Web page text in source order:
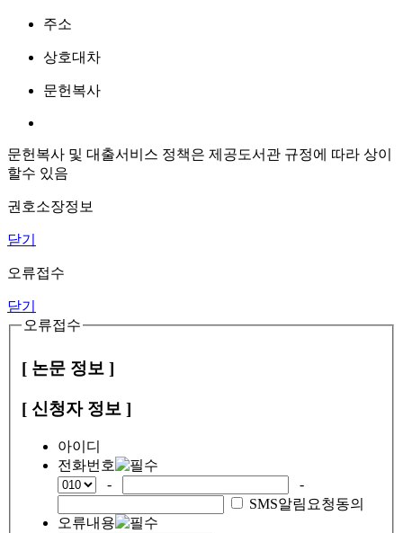
주소
상호대차
문헌복사
문헌복사 및 대출서비스 정책은 제공도서관 규정에 따라 상이
할수 있음
권호소장정보
닫기
오류접수
닫기
오류접수
[ 논문 정보 ]
[ 신청자 정보 ]
아이디
전화번호
-
-
SMS알림요청동의
오류내용